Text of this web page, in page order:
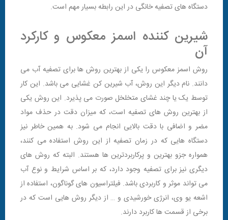
دستگاه های تصفیه خانگی در این رابطه بسیار مهم است.
شیرین کننده اسمز معکوس و کارکرد
آن
روش اسمز معکوس را یکی از بهترین روش ها برای تصفیه آب می
دانند. نام دیگر این روش، آب شیرین کن غشایی می باشد. این کار
توسط یک یا چند غشای متخلخل صورت می پذیرد. این روش یکی
از بهترین روش های تصفیه است، که میزان دقت در حذف مواد
مضر و اضافی با دقت بالایی انجام می شود. به همین خاطر نیز
دستگاه هایی که در زمان تصفیه از این روش استفاده می کنند،
همواره جزو بهترین و پرکاربردترین ها هستند. البته که روش های
دیگری نیز برای تصفیه وجود دارد، که بر اساس شرایط و نوع آب
می تواند موثر و کاربردی باشد. فیلتراسیون های گوناگون، استفاده از
اشعه یو وی، انرژی خورشیدی و … از دیگر روش هایی است که در
برخی از قسمت ها کاربرد دارند.